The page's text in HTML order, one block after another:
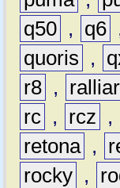
q50 , q6
quoris
,
r8 ,
rc , rcz ,
retona ,
rocky ,